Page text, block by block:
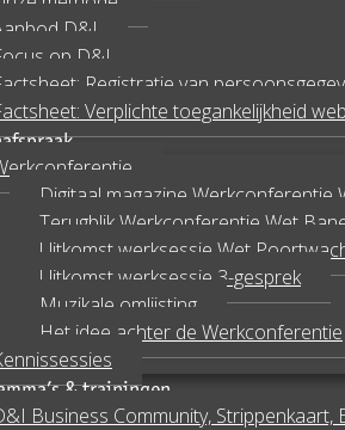
D&I
op D&I
Registratie van
Verplichte toegankelijkheid
Digitaal magazine Werkconferentie
Terugblik Werkconferentie Wet
Uitkomst werksessie Wet
Uitkomst werksessie 3-gesprek
Muzikale omlijsting
Het idee achter de Werkconferentie
& trainingen
Business Community, Strippenkaart,